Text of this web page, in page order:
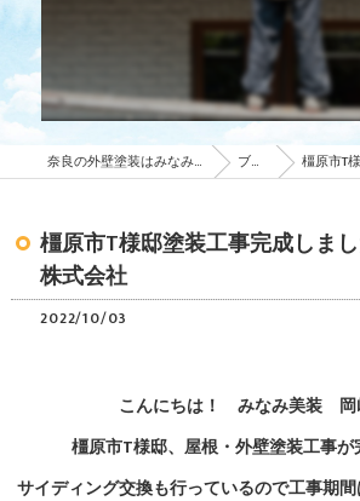
奈良の外壁塗装はみなみ美装株式会社 ブログ 橿原市T様邸
橿原市T様邸塗装工事完成しま
株式会社
2022/10/03
こんにちは！ みなみ美装 岡
橿原市T様邸、屋根・外壁塗装工事が
サイディング交換も行っているので工事期